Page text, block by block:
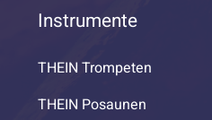
Instrumente
THEIN Trompeten
THEIN Posaunen